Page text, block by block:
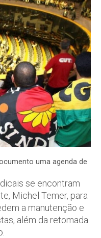
uma agenda de
se encontram
Michel Temer, para
a manutenção e
além da retomada